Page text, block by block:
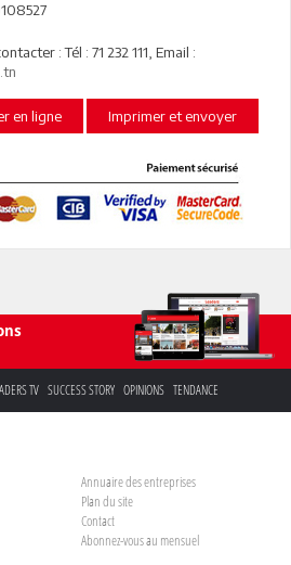
: Tél : 71 232 111, Email :
en ligne Imprimer et envoyer
TV SUCCESS STORY OPINIONS TENDANCE
Annuaire des entreprises
Plan du site
Contact
Abonnez-vous au mensuel